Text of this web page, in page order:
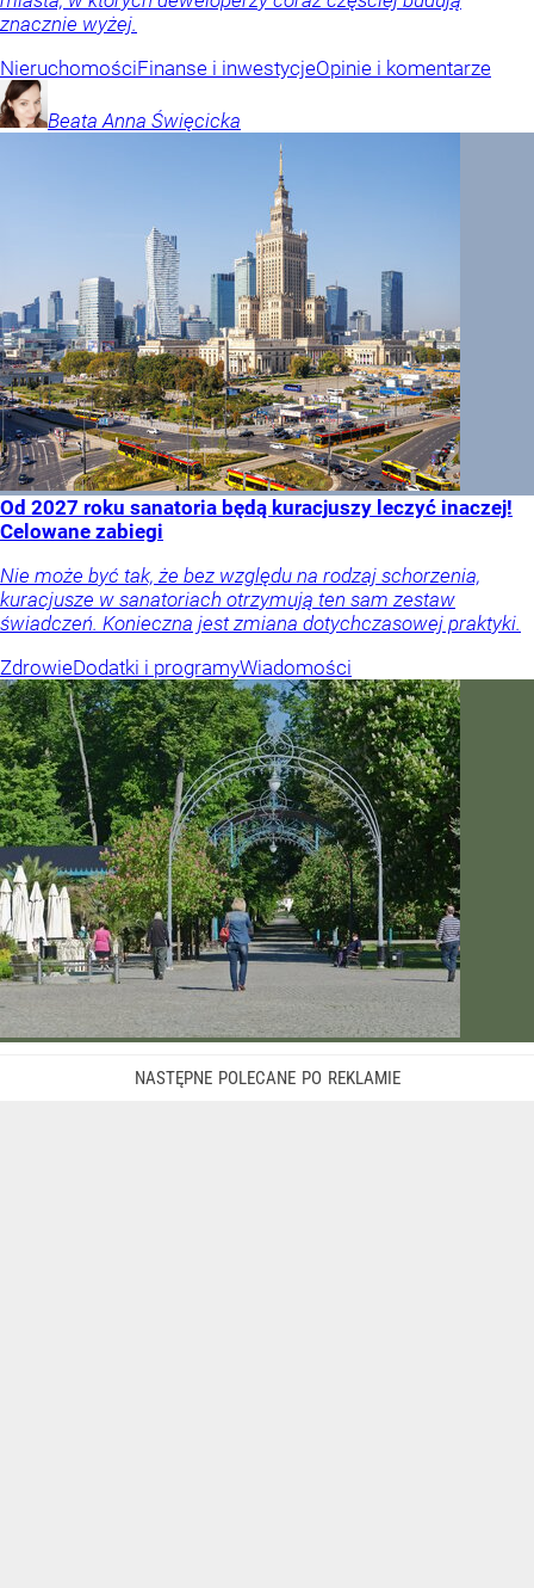
znacznie wyżej.
NieruchomościFinanse i inwestycjeOpinie i komentarze
Beata Anna Święcicka
Od 2027 roku sanatoria będą kuracjuszy leczyć inaczej!
Celowane zabiegi
Nie może być tak, że bez względu na rodzaj schorzenia,
kuracjusze w sanatoriach otrzymują ten sam zestaw
świadczeń. Konieczna jest zmiana dotychczasowej praktyki.
ZdrowieDodatki i programyWiadomości